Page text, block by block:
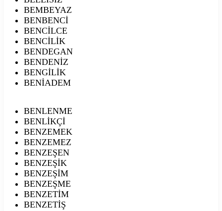
BEMBEYAZ
BENBENCİ
BENCİLCE
BENCİLİK
BENDEGAN
BENDENİZ
BENGİLİK
BENİADEM
BENLENME
BENLİKÇİ
BENZEMEK
BENZEMEZ
BENZEŞEN
BENZEŞİK
BENZEŞİM
BENZEŞME
BENZETİM
BENZETİŞ